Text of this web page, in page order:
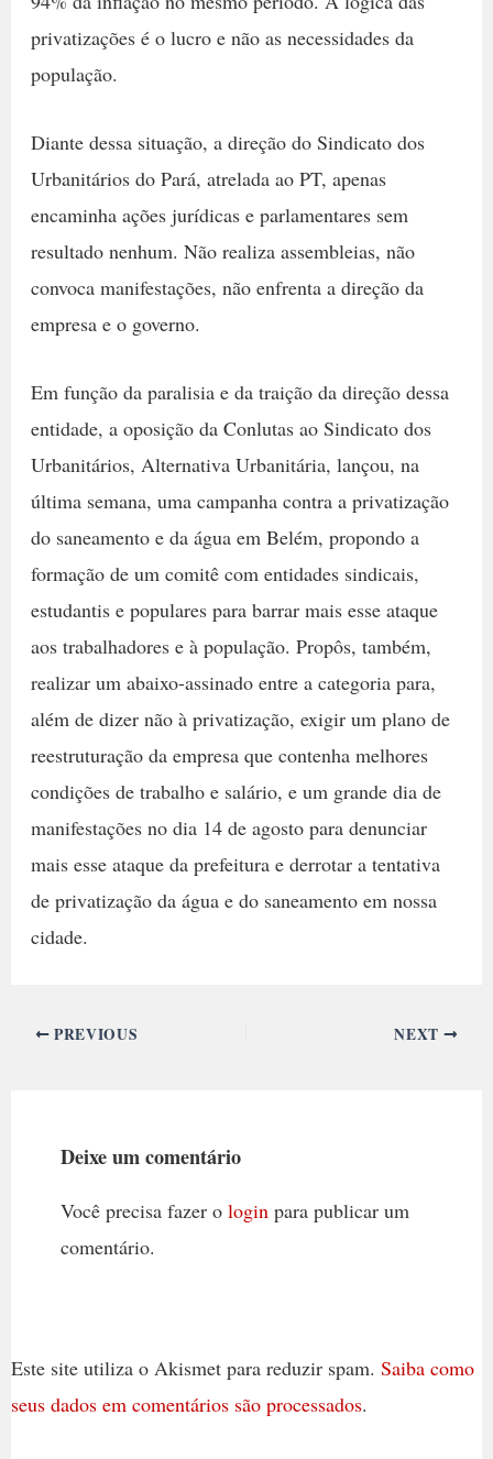
privatizações é o lucro e não as necessidades da
população.
Diante dessa situação, a direção do Sindicato dos
Urbanitários do Pará, atrelada ao PT, apenas
encaminha ações jurídicas e parlamentares sem
resultado nenhum. Não realiza assembleias, não
convoca manifestações, não enfrenta a direção da
empresa e o governo.
Em função da paralisia e da traição da direção dessa
entidade, a oposição da Conlutas ao Sindicato dos
Urbanitários, Alternativa Urbanitária, lançou, na
última semana, uma campanha contra a privatização
do saneamento e da água em Belém, propondo a
formação de um comitê com entidades sindicais,
estudantis e populares para barrar mais esse ataque
aos trabalhadores e à população. Propôs, também,
realizar um abaixo-assinado entre a categoria para,
além de dizer não à privatização, exigir um plano de
reestruturação da empresa que contenha melhores
condições de trabalho e salário, e um grande dia de
manifestações no dia 14 de agosto para denunciar
mais esse ataque da prefeitura e derrotar a tentativa
de privatização da água e do saneamento em nossa
cidade.
PREVIOUS NEXT
Deixe um comentário
Você precisa fazer o loginpara publicar um
comentário.
Este site utiliza o Akismet para reduzir spam. Saiba como
seus dados em comentários são processados.